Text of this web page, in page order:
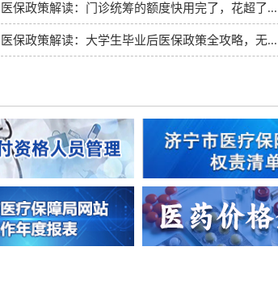
医保政策解读：门诊统筹的额度快用完了，花超了...
医保政策解读：大学生毕业后医保政策全攻略，无...
医保政策解读：什么是三重医疗保障？每一层保障...